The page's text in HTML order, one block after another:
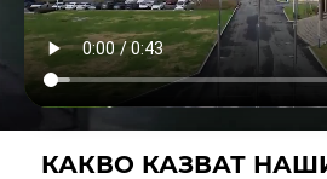
от
КАКВО КАЗВАТ